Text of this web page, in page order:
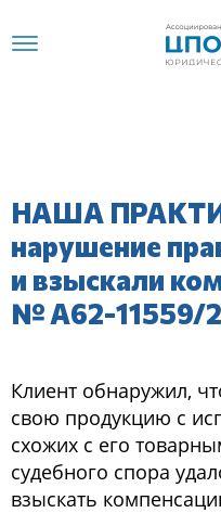
НАША
нарушение
и взыскали
№ А62-11559/
Клиент обнаружил,
свою продукцию с
схожих с его
судебного спора
взыскать